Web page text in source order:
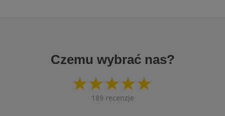
Czemu wybrać nas?
189 recenzje